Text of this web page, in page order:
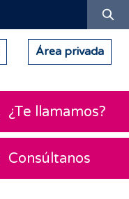
Área privada
¿Te llamamos?
Consúltanos